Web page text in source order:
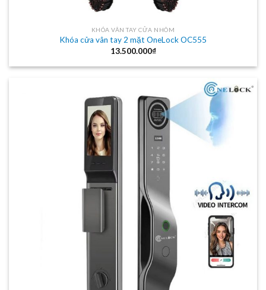
KHÓA VÂN TAY CỬA NHÔM
Khóa cửa vân tay 2 mặt OneLock OC555
13.500.000₫